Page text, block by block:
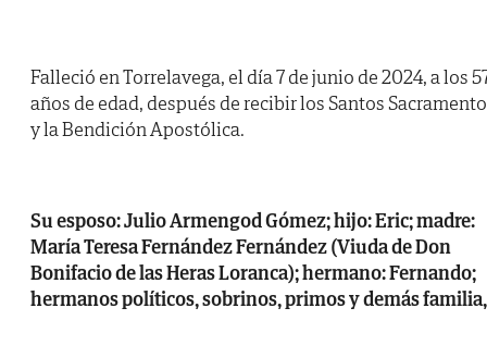
Falleció en Torrelavega, el día 7 de junio de 2024, a los
años de edad, después de recibir los Santos
y la Bendición Apostólica.
Su esposo: Julio Armengod Gómez; hijo: Eric; madre:
María Teresa Fernández Fernández (Viuda de Don
Bonifacio de las Heras Loranca); hermano: Fernando;
hermanos políticos, sobrinos, primos y demás familia,